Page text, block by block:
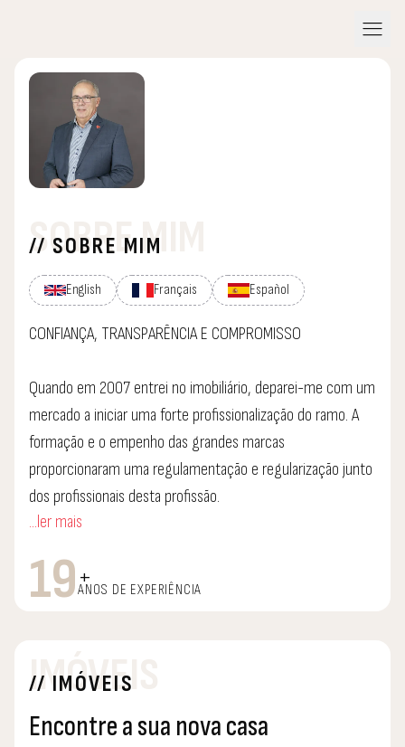
menu
// SOBRE MIM
SOBRE MIM
English Français Español
CONFIANÇA, TRANSPARÊNCIA E COMPROMISSO
Quando em 2007 entrei no imobiliário, deparei-me com um
mercado a iniciar uma forte profissionalização do ramo. A
formação e o empenho das grandes marcas
proporcionaram uma regulamentação e regularização junto
dos profissionais desta profissão.
de venda ou de compra de uma propriedade, definem-me
como um profissional que acrescenta valor ao sector.
profissional, muito dinâmica e com uma enorme
experiência.
...ler mais
19+
ANOS DE EXPERIÊNCIA
// IMÓVEIS
IMÓVEIS
Encontre a sua nova casa